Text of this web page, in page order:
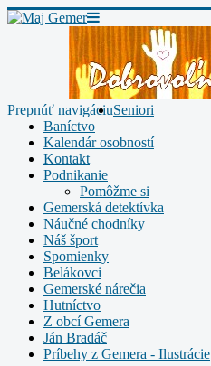
Prepnúť navigáciuSeniori
Baníctvo
Kalendár osobností
Kontakt
Podnikanie
Pomôžme si
Gemerská detektívka
Náučné chodníky
Náš šport
Spomienky
Belákovci
Gemerské nárečia
Hutníctvo
Z obcí Gemera
Ján Bradáč
Príbehy z Gemera - Ilustrácie